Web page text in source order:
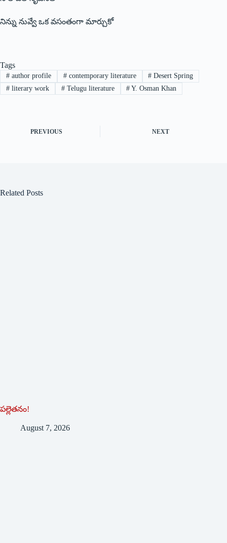
నిన్ను నువ్వే ఒక వసంతంగా మార్చుకో
Tags
#author profile #contemporary literature # Desert Spring
#literary work #Telugu literature # Y. Osman Khan
PREVIOUS NEXT
Related Posts
పల్లెతనం!
August 7, 2026